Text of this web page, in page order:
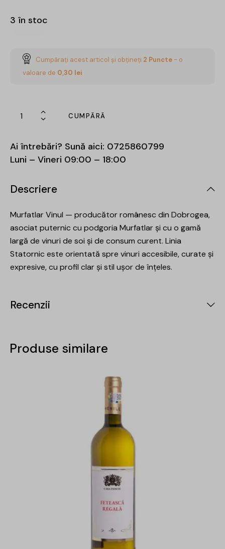
3 în stoc
Cumpărați acest articol și obțineți 2 Puncte - o
valoare de 0,30 lei
CUMPĂRĂ
Ai întrebări? Sună aici: 0725860799
Luni – Vineri 09:00 – 18:00
Descriere
Murfatlar Vinul — producător românesc din Dobrogea,
asociat puternic cu podgoria Murfatlar și cu o gamă
largă de vinuri de soi și de consum curent. Linia
Statornic este orientată spre vinuri accesibile, curate și
expresive, cu profil clar și stil ușor de înțeles.
Recenzii
Produse similare